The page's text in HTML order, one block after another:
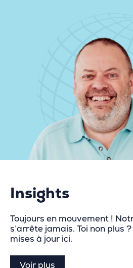
Insights
Toujours en mouvement !
s’arrête jamais. Toi non plus
mises à jour ici.
Voir plus